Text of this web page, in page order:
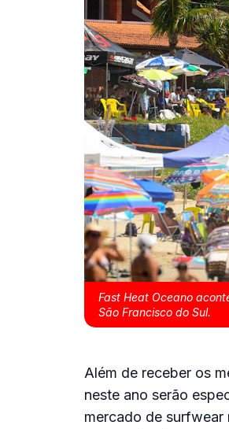
Fast Heat Oceano
São Francisco do Sul.
Além de receber os
neste ano serão
mercado de surfwear